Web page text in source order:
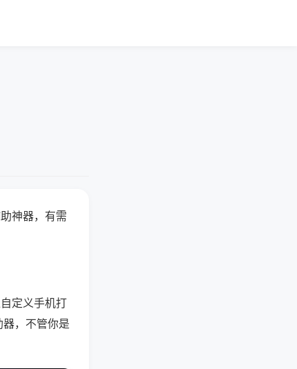
神器，有需
定义手机打
，不管你是